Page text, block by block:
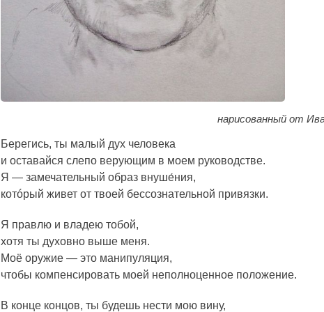
нарисованный от
Берегись, ты малый дух человека
и оставайся слепо верующим в моем руководстве.
Я — замечательный образ внуше́ния,
котóрый живет от твоей бессознательной привязки.
Я правлю и владею тобой,
хотя ты духовно выше меня.
Моё оружие — это манипуляция,
чтобы компенсировать моей неполноценное положение.
В конце концов, ты будешь нести мою вину,